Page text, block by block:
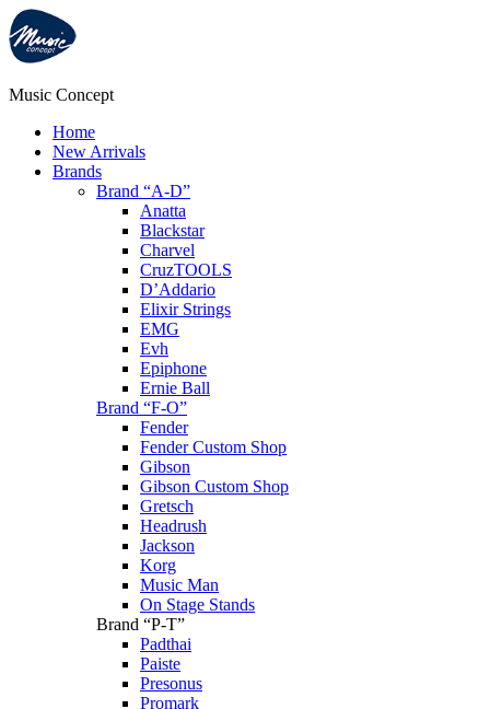
Music Concept
Home
New Arrivals
Brands
Brand “A-D”
Anatta
Blackstar
Charvel
CruzTOOLS
D’Addario
Elixir Strings
EMG
Evh
Epiphone
Ernie Ball
Brand “F-O”
Fender
Fender Custom Shop
Gibson
Gibson Custom Shop
Gretsch
Headrush
Jackson
Korg
Music Man
On Stage Stands
Brand “P-T”
Padthai
Paiste
Presonus
Promark